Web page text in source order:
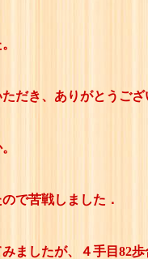
だき、ありがとうご
で苦戦しました．
ましたが、４手目82